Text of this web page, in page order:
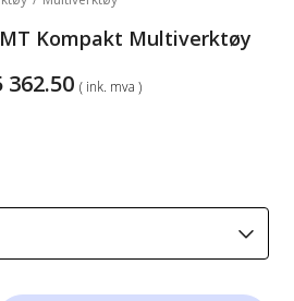
Kompakt Multiverktøy
362.50Prisområde:
kr2
( ink. mva )